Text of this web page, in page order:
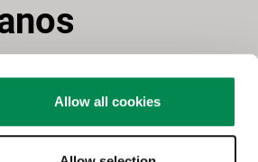
Allow all cookies